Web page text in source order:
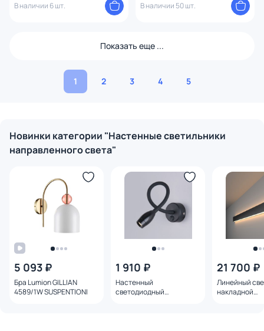
В наличии 6 шт.
В наличии 50 шт.
Показать еще ...
1 2 3 4 5
Новинки категории "Настенные светильники
направленного света"
5 093 ₽
Бра Lumion GILLIAN
4589/1W SUSPENTIONI
1 910 ₽
Настенный
светодиодный
21 700 ₽
Линейный
накладной